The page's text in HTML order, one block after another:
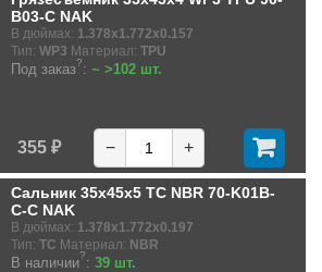
B03-C NAK
В дюймах: 1.378x1.772x0.157
Тип: WP3 Материал: TPU
Под заказ?: ~ >102 шт.
355 ₽ − +
Сальник 35x45x5 TC NBR 70-K01B-
C-C NAK
В дюймах: 1.378x1.772x0.197
Тип: TC Материал: NBR
В наличии?: 39 шт.